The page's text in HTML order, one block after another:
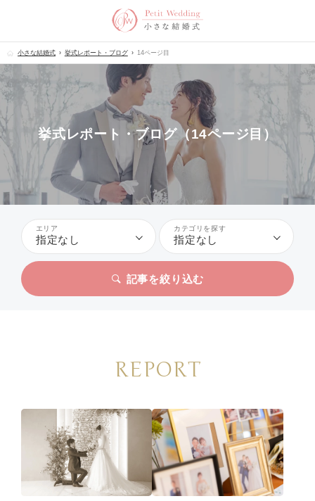
小さな結婚式 挙式レポート・ブログ 14ページ目
挙式レポート・ブログ（14ページ目）
エリア
指定なし
カテゴリを探す
指定なし
記事を絞り込む
REPORT